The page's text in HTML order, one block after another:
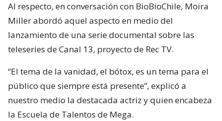
Al respecto, en conversación con BioBioChile, Moira
Miller abordó aquel aspecto en medio del
lanzamiento de una serie documental sobre las
teleseries de Canal 13, proyecto de Rec TV.
“El tema de la vanidad, el bótox, es un tema para el
público que siempre está presente”, explicó a
nuestro medio la destacada actriz y quien encabeza
la Escuela de Talentos de Mega.